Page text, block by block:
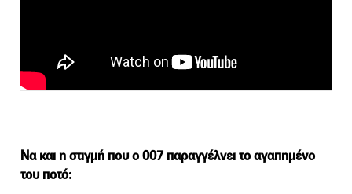
Να και η στιγμή που ο 007 παραγγέλνει το αγαπημένο
του ποτό: